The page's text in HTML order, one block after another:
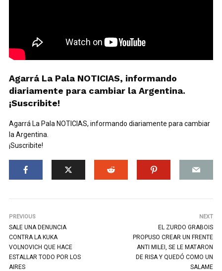
Agarrá La Pala NOTICIAS, informando
diariamente para cambiar la Argentina.
¡Suscribite!
Agarrá La Pala NOTICIAS, informando diariamente para cambiar
la Argentina.
¡Suscribite!
PREVIOUS
SALE UNA DENUNCIA
CONTRA LA KUKA
VOLNOVICH QUE HACE
ESTALLAR TODO POR LOS
AIRES
NEXT
EL ZURDO GRABOIS
PROPUSO CREAR UN FRENTE
ANTI MILEI, SE LE MATARON
DE RISA Y QUEDÓ COMO UN
SALAME